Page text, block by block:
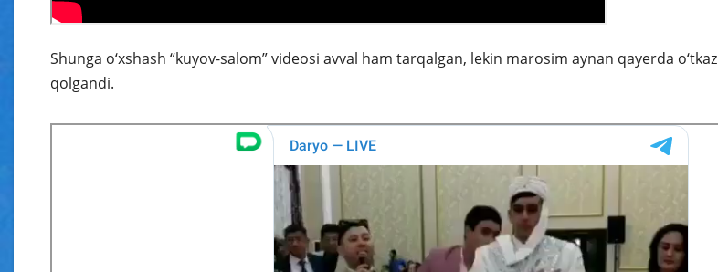
Shunga o‘xshash “kuyov-salom” videosi avval ham tarqalgan, lekin marosim aynan qayerda
qolgandi.